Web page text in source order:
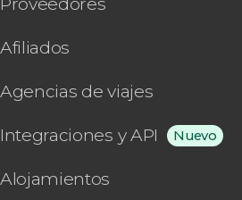
Afiliados
Agencias de viajes
Integraciones y API Nuevo
Alojamientos